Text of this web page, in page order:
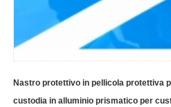
Nastro protettivo in pellicola protettiva
custodia in alluminio prismatico per